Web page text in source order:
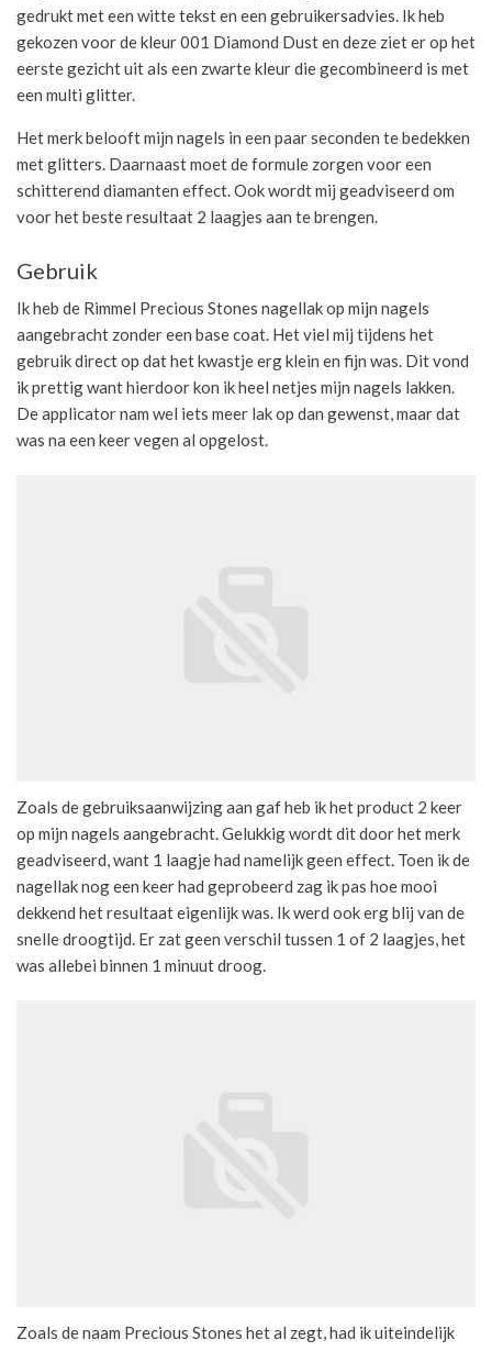
gedrukt met een witte tekst en een gebruikersadvies. Ik heb
gekozen voor de kleur 001 Diamond Dust en deze ziet er op het
eerste gezicht uit als een zwarte kleur die gecombineerd is met
een multi glitter.
Het merk belooft mijn nagels in een paar seconden te bedekken
met glitters. Daarnaast moet de formule zorgen voor een
schitterend diamanten effect. Ook wordt mij geadviseerd om
voor het beste resultaat 2 laagjes aan te brengen.
Gebruik
Ik heb de Rimmel Precious Stones nagellak op mijn nagels
aangebracht zonder een base coat. Het viel mij tijdens het
gebruik direct op dat het kwastje erg klein en fijn was. Dit vond
ik prettig want hierdoor kon ik heel netjes mijn nagels lakken.
De applicator nam wel iets meer lak op dan gewenst, maar dat
was na een keer vegen al opgelost.
Zoals de gebruiksaanwijzing aan gaf heb ik het product 2 keer
op mijn nagels aangebracht. Gelukkig wordt dit door het merk
geadviseerd, want 1 laagje had namelijk geen effect. Toen ik de
nagellak nog een keer had geprobeerd zag ik pas hoe mooi
dekkend het resultaat eigenlijk was. Ik werd ook erg blij van de
snelle droogtijd. Er zat geen verschil tussen 1 of 2 laagjes, het
was allebei binnen 1 minuut droog.
Zoals de naam Precious Stones het al zegt, had ik uiteindelijk